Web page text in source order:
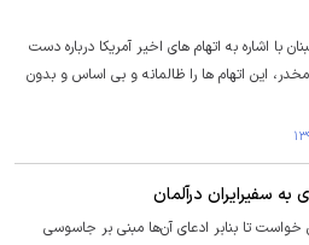
با اشاره به اتهام های اخیر آمریکا درباره دست
این اتهام ها را ظالمانه و بی اساس و بدون
سفیرایران درآلمان
خواست تا بنابر ادعای آن‌ها مبنی بر جاسوسی